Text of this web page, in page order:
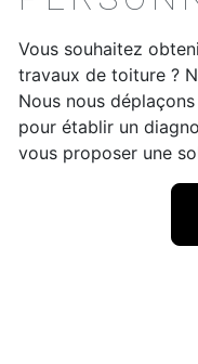
Vous souhaitez
travaux de toiture ?
Nous nous
pour établir un
vous proposer une